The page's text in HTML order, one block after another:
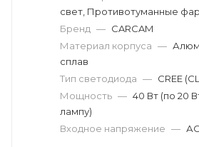
свет, Противотуманные
Бренд — CARCAM
Материал корпуса —
сплав
Тип светодиода — CREE
Мощность — 40 Вт (по 20
лампу)
Входное напряжение —